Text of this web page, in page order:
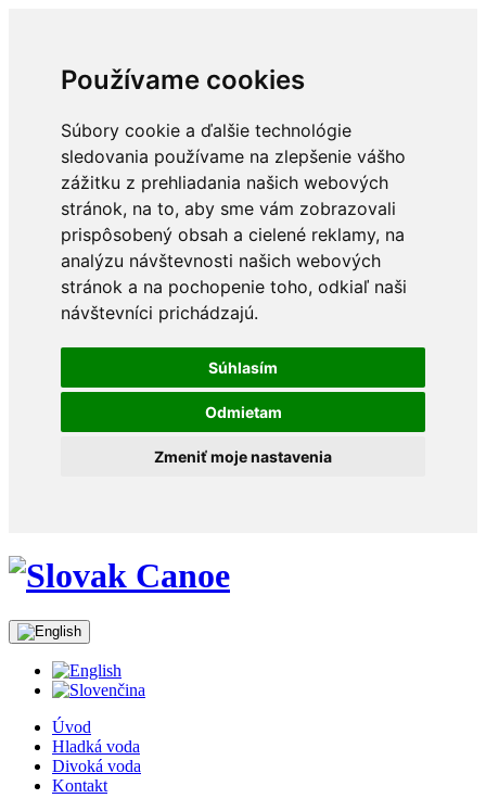
Používame cookies
Súbory cookie a ďalšie technológie
sledovania používame na zlepšenie vášho
zážitku z prehliadania našich webových
stránok, na to, aby sme vám zobrazovali
prispôsobený obsah a cielené reklamy, na
analýzu návštevnosti našich webových
stránok a na pochopenie toho, odkiaľ naši
návštevníci prichádzajú.
Súhlasím
Odmietam
Zmeniť moje nastavenia
Úvod
Hladká voda
Divoká voda
Kontakt